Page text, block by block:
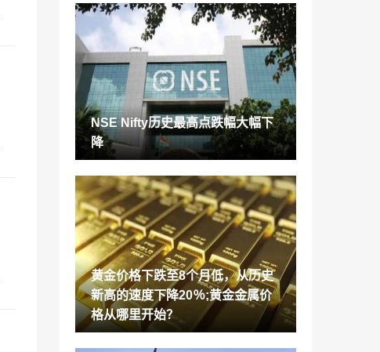
2022-01-08
Sensex违反了49,000，漂亮的跳跃超过1
4,500;股票市场驶向高毛头吗？
2022-01-08
汽油和柴油价格今天3月30日：燃料价格
削减;在孟买，德里，别的地区查看房价
2022-01-08
汽油和柴油价格今日4月12日12月12日：
燃料价格稳定;在孟买，德里，别的地区查
看房价
2022-01-08
大使馆办公室公园Reit：升级评级从“添加”
从“添加”，带有不变的TP /单位
2022-01-07
焦点股票：Nazara Tech，Adani传输，M
anappuram财经，煤炭印度，Dreddy的
2022-01-07
不仅仅是比特币，签证的加密定居点触发
价格跳跃为国内，比特纽什什
2022-01-07
NSE Nifty历史最高点跌幅大幅下
降
黄金价格下跌至8个月低，从历史
新高的速度下降20％;黄金金属价
格从哪里开始？